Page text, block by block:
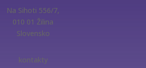
Na Sihoti 556/7,
010 01 Žilina
Slovensko
kontakty